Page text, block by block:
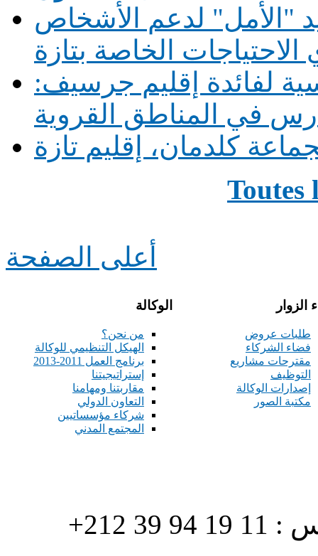
"الأمل" لدعم الأشخاص
الاحتياجات الخاصة بتازة
حافلة مدرسية لفائدة إقليم جرسيف:
كلدمان، إقليم تازة
Toutes
أعلى الصفحة
الوكالة
من نحن؟
الهيكل التنظيمي للوكالة
برنامج العمل 2011-2013
إستراتيجيتنا
مقاربتنا ومهامنا
التعاون الدولي
شركاء مؤسساتيين
المجتمع المدني
الزوار
طلبات عروض
فضاء الشركاء
مقترحات مشاريع
التوظيف
إصدارات الوكالة
مكتبة الصور
هاتف : 90/88 32 94 39 212+ فاكس : 11 19 94 39 212+